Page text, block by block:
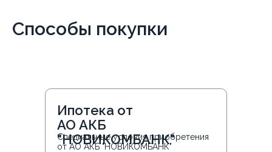
Способы покупки
Ипотека от
АО АКБ
"НОВИКОМБАНК"
Специальные условия приобретения
от АО АКБ "НОВИКОМБАНК"